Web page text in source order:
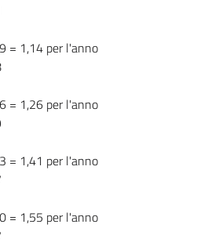
= 1,14 per l'anno
= 1,26 per l'anno
= 1,41 per l'anno
= 1,55 per l'anno